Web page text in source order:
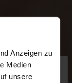
Anzeigen zu
Medien
unsere